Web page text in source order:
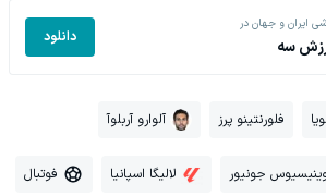
ایران و جهان در
سه دانلود
فلورنتینو پرز آلوارو آربلوآ
جونیور لالیگا اسپانیا فوتبال